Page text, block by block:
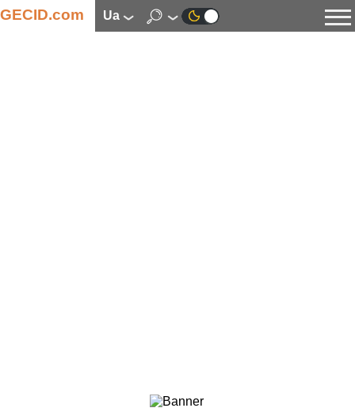
GECID.com ua
Смартфони